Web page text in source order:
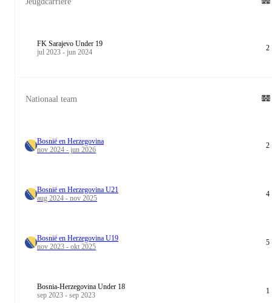
FK Sarajevo Under 19
jul 2023 - jun 2024
2
Nationaal team
Bosnië en Herzegovina
nov 2024 - jun 2026
2
Bosnië en Herzegovina U21
aug 2024 - nov 2025
4
Bosnië en Herzegovina U19
nov 2023 - okt 2025
5
Bosnia-Herzegovina Under 18
sep 2023 - sep 2023
1